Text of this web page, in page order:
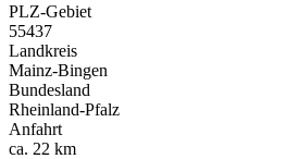
PLZ-Gebiet
55437
Landkreis
Mainz-Bingen
Bundesland
Rheinland-Pfalz
Anfahrt
ca. 22 km